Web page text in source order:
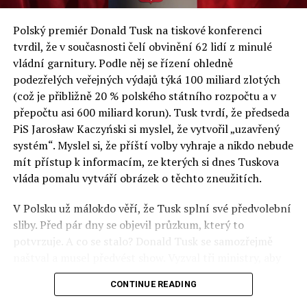
a východní Evropě.
Otázky spojené s vývojem umělé inteligence budou na
fóru AI zvláště diskutovanou oblastí. Fórum AI bude
zahrnovat vyhrazenou tematickou trať skládající se z
panelů, prezentací, workshopů a speciálních akcí.
Budou diskutovány klíčové otázky vlivu umělé
inteligence ve společnosti, ale i v sektoru veřejných a
komerčních služeb. Budou se diskutovat problémy a
výzvy, kterým bude muset trh čelit tváří v tvář zásadním
technologickým změnám. Účastníci fóra také zváží, do
technologií umělé inteligence v mnoha oblastech života
umožní Evropské unii obnovit konkurenceschopnost ve
vztahu ke globálním ekonomikám a nutnosti zajistit
Polský premiér Donald Tusk na tiskové konferenci
tvrdil, že v současnosti čelí obvinění 62 lidí z minulé
vládní garnitury. Podle něj se řízení ohledně
podezřelých veřejných výdajů týká 100 miliard zlotých
(což je přibližně 20 % polského státního rozpočtu a v
přepočtu asi 600 miliard korun). Tusk tvrdí, že předseda
PiS Jarosław Kaczyński si myslel, že vytvořil „uzavřený
systém“. Myslel si, že příští volby vyhraje a nikdo nebude
mít přístup k informacím, ze kterých si dnes Tuskova
vláda pomalu vytváří obrázek o těchto zneužitích.
V Polsku už málokdo věří, že Tusk splní své předvolební
sliby. Před pár dny se objevil průzkum, který to
potvrzuje. A co se stalo? Donald Tusk se samozřejmě
před kamerami podepsali dohodu o stíhání členů PiS, a
ti poslušně ono divadlo předvedli. Andrzej Domański
CONTINUE READING